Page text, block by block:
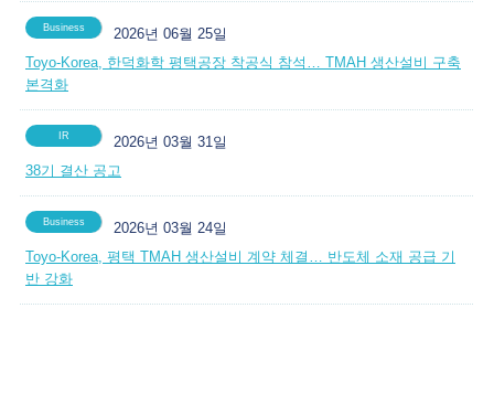
Business
2026년 06월 25일
Toyo-Korea, 한덕화학 평택공장 착공식 참석… TMAH 생산설비 구축
본격화
IR
2026년 03월 31일
38기 결산 공고
Business
2026년 03월 24일
Toyo-Korea, 평택 TMAH 생산설비 계약 체결… 반도체 소재 공급 기
반 강화